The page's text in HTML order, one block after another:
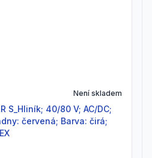
Není skladem
červená; Barva: čirá;